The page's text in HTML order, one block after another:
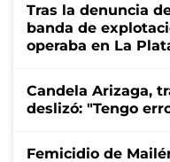
Tras la denuncia
banda de
operaba en La
Candela Arizaga,
deslizó: "Tengo
Femicidio de